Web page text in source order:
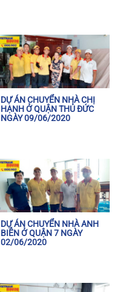
DỰ ÁN CHUYỂN NHÀ CHỊ
HẠNH Ở QUẬN THỦ ĐỨC
NGÀY 09/06/2020
DỰ ÁN CHUYỂN NHÀ ANH
BIỄN Ở QUẬN 7 NGÀY
02/06/2020